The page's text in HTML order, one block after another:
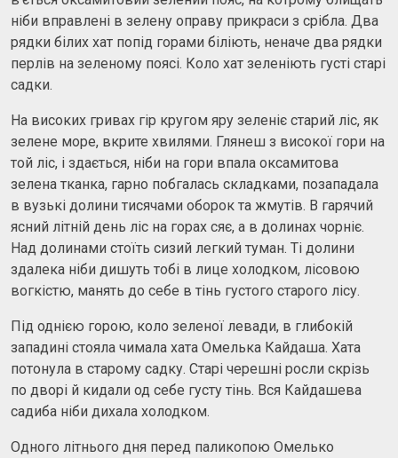
ніби вправлені в зелену оправу прикраси з срібла. Два
рядки білих хат попід горами біліють, неначе два рядки
перлів на зеленому поясі. Коло хат зеленіють густі старі
садки.
На високих гривах гір кругом яру зеленіє старий ліс, як
зелене море, вкрите хвилями. Глянеш з високої гори на
той ліс, і здається, ніби на гори впала оксамитова
зелена тканка, гарно побгалась складками, позападала
в вузькі долини тисячами оборок та жмутів. В гарячий
ясний літній день ліс на горах сяє, а в долинах чорніє.
Над долинами стоїть сизий легкий туман. Ті долини
здалека ніби дишуть тобі в лице холодком, лісовою
вогкістю, манять до себе в тінь густого старого лісу.
Під однією горою, коло зеленої левади, в глибокій
западині стояла чимала хата Омелька Кайдаша. Хата
потонула в старому садку. Старі черешні росли скрізь
по дворі й кидали од себе густу тінь. Вся Кайдашева
садиба ніби дихала холодком.
Одного літнього дня перед паликопою Омелько